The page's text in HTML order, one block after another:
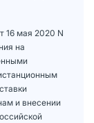
16 мая 2020 N
на
и внесении